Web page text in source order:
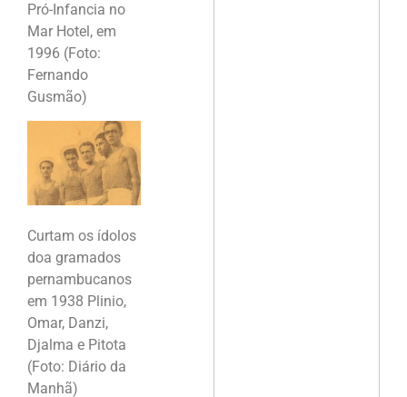
Pró-Infancia no
Mar Hotel, em
1996 (Foto:
Fernando
Gusmão)
Curtam os ídolos
doa gramados
pernambucanos
em 1938 Plinio,
Omar, Danzi,
Djalma e Pitota
(Foto: Diário da
Manhã)